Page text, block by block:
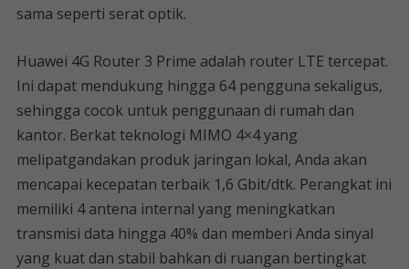
sama seperti serat optik.
Huawei 4G Router 3 Prime adalah router LTE tercepat.
Ini dapat mendukung hingga 64 pengguna sekaligus,
sehingga cocok untuk penggunaan di rumah dan
kantor. Berkat teknologi MIMO 4×4 yang
melipatgandakan produk jaringan lokal, Anda akan
mencapai kecepatan terbaik 1,6 Gbit/dtk. Perangkat ini
memiliki 4 antena internal yang meningkatkan
transmisi data hingga 40% dan memberi Anda sinyal
yang kuat dan stabil bahkan di ruangan bertingkat